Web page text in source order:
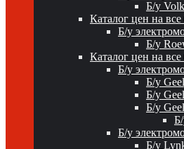
Б/у
Каталог цен на
Б/у
Б/у
Каталог цен на
Б/у
Б/у
Б/у
Б/у
Б/у
Б/у